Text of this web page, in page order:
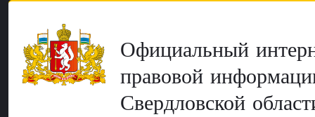
Официальный
правовой
Свердловской